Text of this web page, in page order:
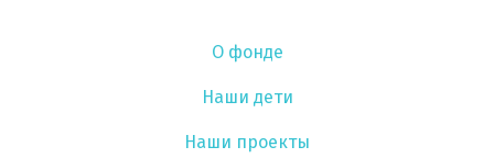
О фонде
Наши дети
Наши проекты